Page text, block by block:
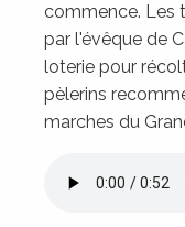
commence. Les
par l'évêque de
loterie pour
pèlerins
marches du